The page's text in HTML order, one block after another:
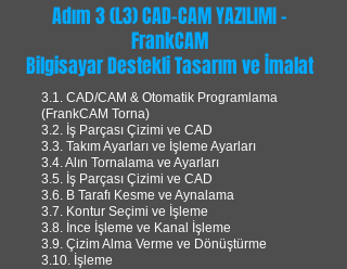
Adım 3 (L3) CAD-CAM YAZILIMI -
FrankCAM
Bilgisayar Destekli Tasarım ve İmalat
3.1. CAD/CAM & Otomatik Programlama
(FrankCAM Torna)
3.2. İş Parçası Çizimi ve CAD
3.3. Takım Ayarları ve İşleme Ayarları
3.4. Alın Tornalama ve Ayarları
3.5. İş Parçası Çizimi ve CAD
3.6. B Tarafı Kesme ve Aynalama
3.7. Kontur Seçimi ve İşleme
3.8. İnce İşleme ve Kanal İşleme
3.9. Çizim Alma Verme ve Dönüştürme
3.10. İşleme